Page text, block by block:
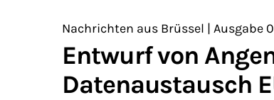
Nachrichten aus Brüssel | Ausgabe
Entwurf von
Datenaustausch